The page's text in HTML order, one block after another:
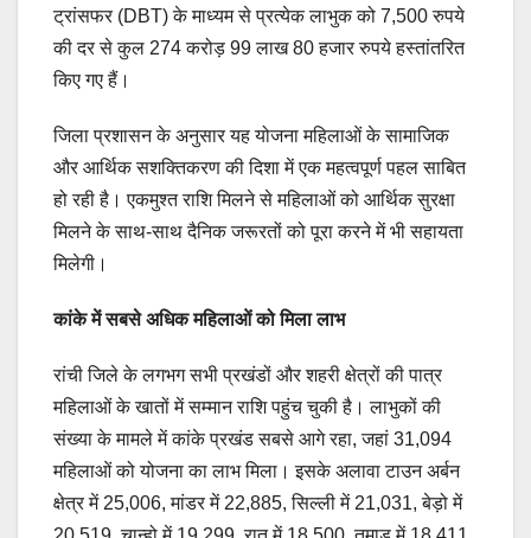
ट्रांसफर (DBT) के माध्यम से प्रत्येक लाभुक को 7,500 रुपये
की दर से कुल 274 करोड़ 99 लाख 80 हजार रुपये हस्तांतरित
किए गए हैं।
जिला प्रशासन के अनुसार यह योजना महिलाओं के सामाजिक
और आर्थिक सशक्तिकरण की दिशा में एक महत्वपूर्ण पहल साबित
हो रही है। एकमुश्त राशि मिलने से महिलाओं को आर्थिक सुरक्षा
मिलने के साथ-साथ दैनिक जरूरतों को पूरा करने में भी सहायता
मिलेगी।
कांके में सबसे अधिक महिलाओं को मिला लाभ
रांची जिले के लगभग सभी प्रखंडों और शहरी क्षेत्रों की पात्र
महिलाओं के खातों में सम्मान राशि पहुंच चुकी है। लाभुकों की
संख्या के मामले में कांके प्रखंड सबसे आगे रहा, जहां 31,094
महिलाओं को योजना का लाभ मिला। इसके अलावा टाउन अर्बन
क्षेत्र में 25,006, मांडर में 22,885, सिल्ली में 21,031, बेड़ो में